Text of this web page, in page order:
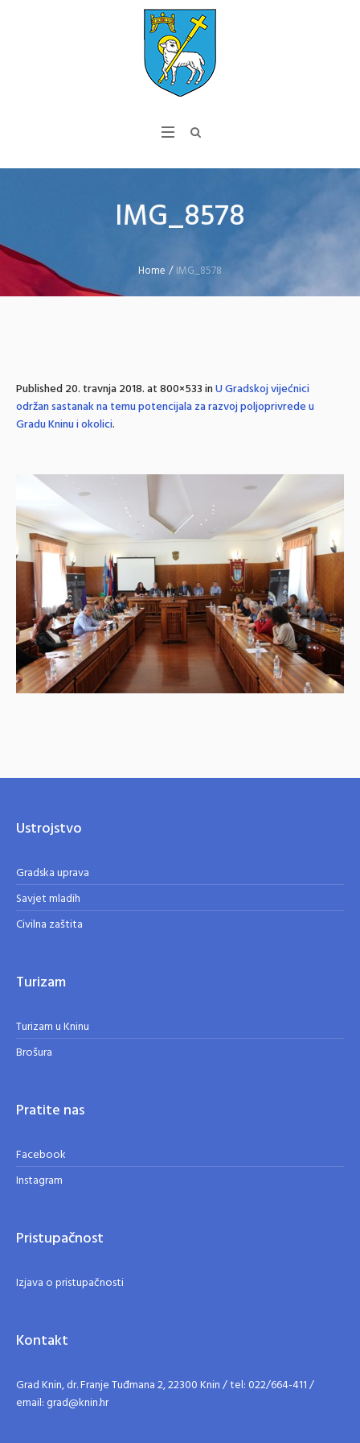
IMG_8578
Home /IMG_8578
Published20. travnja 2018.at 800×533 inU Gradskoj vijećnici
održan sastanak na temu potencijala za razvoj poljoprivrede u
Gradu Kninu i okolici.
Ustrojstvo
Gradska uprava
Savjet mladih
Civilna zaštita
Turizam
Turizam u Kninu
Brošura
Pratite nas
Facebook
Instagram
Pristupačnost
Izjava o pristupačnosti
Kontakt
Grad Knin, dr. Franje Tuđmana 2, 22300 Knin / tel: 022/664-411 /
email: grad@knin.hr